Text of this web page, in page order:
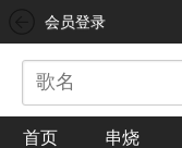
会员登录
首页 串烧